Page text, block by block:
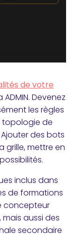
de votre
Devenez
les règles
topologie de
des bots
grille, mettre en
inclus dans
de formations
concepteur
aussi des
secondaire